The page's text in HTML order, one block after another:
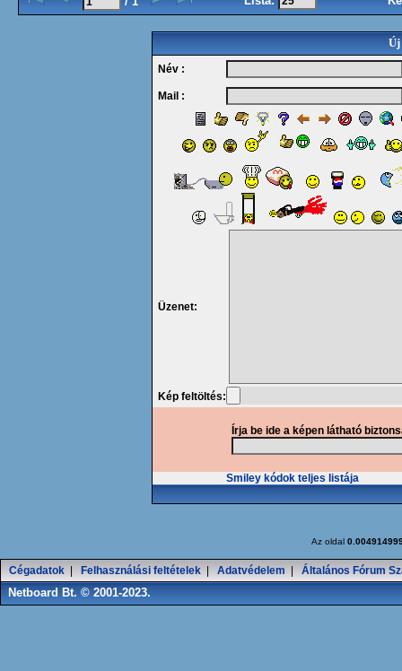
Új
Név :
Mail :
Üzenet:
Kép feltöltés:
Írja be ide a képen látható
Smiley kódok teljes listája
Az oldal
Cégadatok Felhasználási feltételek Adatvédelem Általános Fórum
Netboard Bt. © 2001-2023.